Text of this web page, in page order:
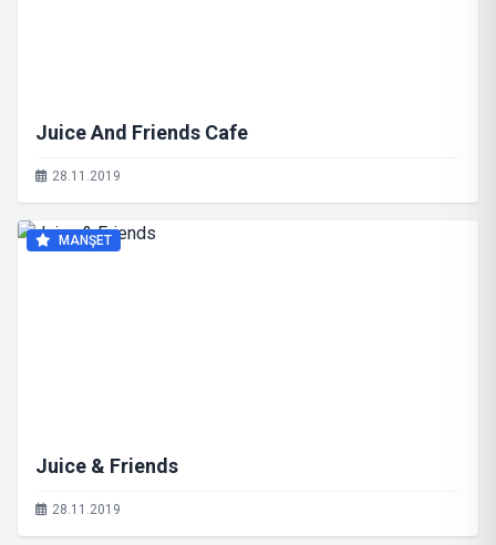
Juice And Friends Cafe
28.11.2019
MANŞET
Juice & Friends
28.11.2019